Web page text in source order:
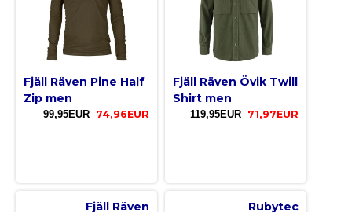
Fjäll Räven Pine Half
Zip men
99,95EUR 74,96EUR
Fjäll Räven Övik Twill
Shirt men
119,95EUR 71,97EUR
Fjäll Räven Rubytec